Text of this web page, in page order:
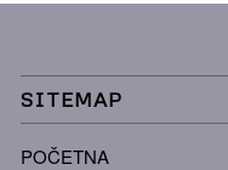
SITEMAP
POČETNA